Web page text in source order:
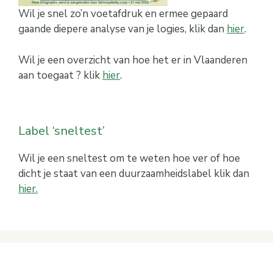
Wil je snel zo’n voetafdruk en ermee gepaard
gaande diepere analyse van je logies, klik dan hier.
Wil je een overzicht van hoe het er in Vlaanderen
aan toegaat ? klik hier.
Label ‘sneltest’
Wil je een sneltest om te weten hoe ver of hoe
dicht je staat van een duurzaamheidslabel klik dan
hier.